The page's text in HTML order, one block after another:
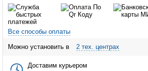
Все способы оплаты
Можно установить в 2 тех. центрах
Доставим курьером